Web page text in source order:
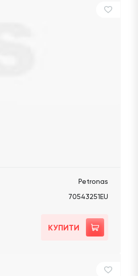
Petronas
70543251EU
КУПИТИ